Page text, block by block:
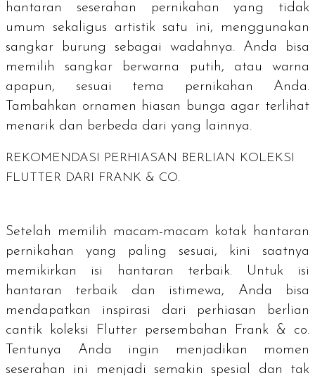
hantaran seserahan pernikahan yang tidak
umum sekaligus artistik satu ini, menggunakan
sangkar burung sebagai wadahnya. Anda bisa
memilih sangkar berwarna putih, atau warna
apapun, sesuai tema pernikahan Anda.
Tambahkan ornamen hiasan bunga agar terlihat
menarik dan berbeda dari yang lainnya.
REKOMENDASI PERHIASAN BERLIAN KOLEKSI
FLUTTER DARI FRANK & CO.
Setelah memilih macam-macam kotak hantaran
pernikahan yang paling sesuai, kini saatnya
memikirkan isi hantaran terbaik. Untuk isi
hantaran terbaik dan istimewa, Anda bisa
mendapatkan inspirasi dari perhiasan berlian
cantik koleksi Flutter persembahan Frank & co.
Tentunya Anda ingin menjadikan momen
seserahan ini menjadi semakin spesial dan tak